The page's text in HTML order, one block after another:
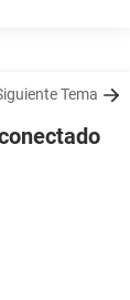
Tema